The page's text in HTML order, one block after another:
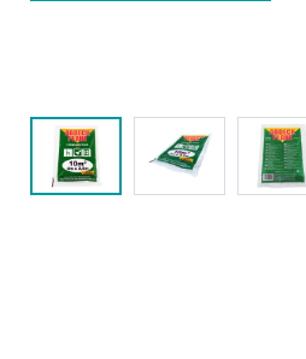
Bildergalerie überspringen